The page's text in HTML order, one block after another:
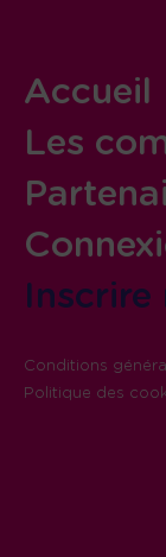
Accueil
Les
Inscrire
Conditions
Politique des